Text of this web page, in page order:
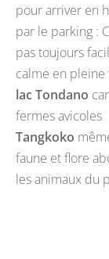
pour arriver en
par le parking :
pas toujours
calme en
lac Tondano
fermes
Tangkoko
faune et flore
les animaux du